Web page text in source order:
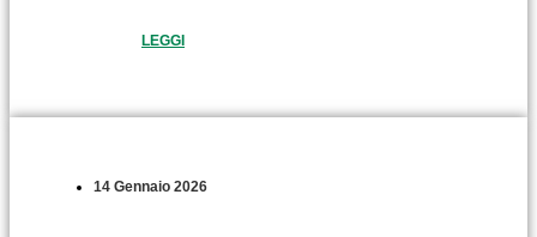
LEGGI
14 Gennaio 2026